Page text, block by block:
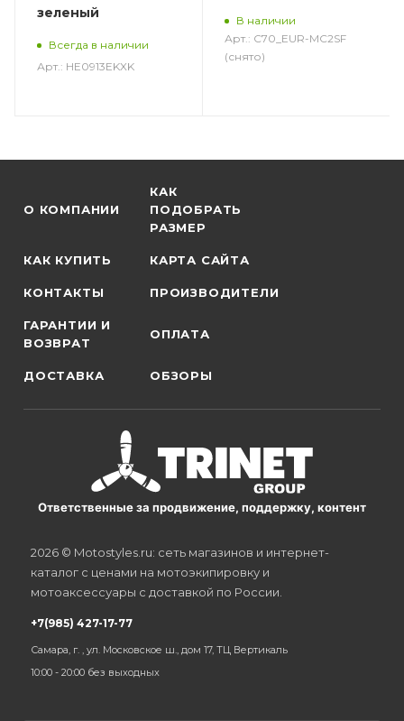
зеленый
Всегда в наличии
Арт.: HE0913EKXK
В наличии
Арт.: C70_EUR-MC2SF
(снято)
О КОМПАНИИ
КАК
ПОДОБРАТЬ
РАЗМЕР
КАК КУПИТЬ КАРТА САЙТА
КОНТАКТЫ ПРОИЗВОДИТЕЛИ
ГАРАНТИИ И
ВОЗВРАТ
ОПЛАТА
ДОСТАВКА ОБЗОРЫ
Ответственные за продвижение, поддержку, контент
2026 © Motostyles.ru: сеть магазинов и интернет-
каталог с ценами на мотоэкипировку и
мотоаксессуары с доставкой по России.
+7(985) 427-17-77
Самара, г. , ул. Московское ш., дом 17, ТЦ Вертикаль
10:00 - 20:00 без выходных